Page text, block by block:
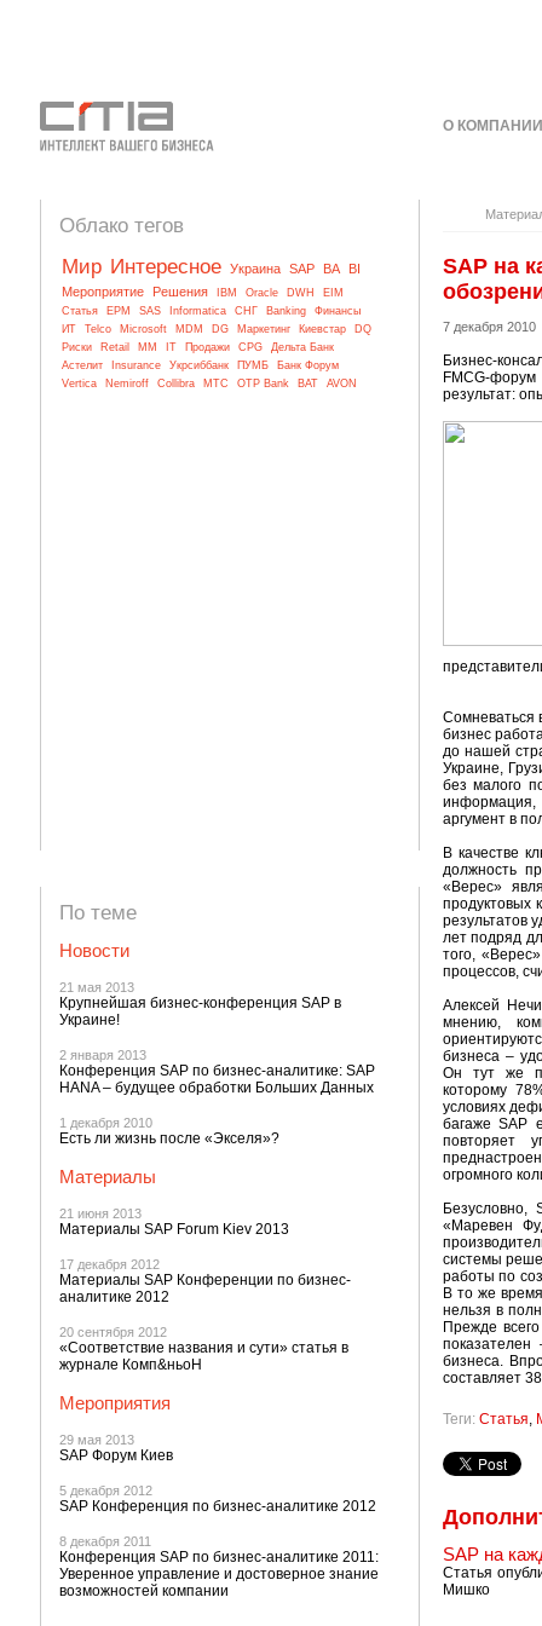
О
Облако тегов
Мир Интересное Украина SAP BA
BI
Мероприятие
Решения IBM Oracle DWH
EIM
Статья
EPM SAS Informatica СНГ Banking
Финансы
ИТ
Telco Microsoft MDM DG Маркетинг Киевстар
DQ
Риски
Retail MM IT Продажи CPG
Дельта Банк
Астелит
Insurance Укрсиббанк ПУМБ
Банк Форум
Vertica
Nemiroff Collibra МТС OTP Bank BAT AVON
По теме
Новости
21 мая 2013
Крупнейшая бизнес-конференция SAP в
Украине!
2 января 2013
Конференция SAP по бизнес-аналитике: SAP
HANA – будущее обработки Больших Данных
1 декабря 2010
Eсть ли жизнь после «Экселя»?
Материалы
21 июня 2013
Материалы SAP Forum Kiev 2013
17 декабря 2012
Материалы SAP Конференции по бизнес-
аналитике 2012
20 сентября 2012
«Соответствие названия и сути» статья в
журнале Комп&ньоН
Мероприятия
29 мая 2013
SAP Форум Киев
5 декабря 2012
SAP Конференция по бизнес-аналитике 2012
8 декабря 2011
Конференция SAP по бизнес-аналитике 2011:
Уверенное управление и достоверное знание
возможностей компании
SAP на
7 декабря 2010
Бизнес-
FMCG-
результат:
Сомневаться
бизнес
до нашей
Украине,
без малого
информация,
аргумент в
В качестве
должность
«Верес»
продуктовых
результатов
лет подряд
того,
процессов,
Алексей
мнению,
бизнеса –
Он тут же
которому
условиях
багаже SAP
повторяет
огромного
Безусловно,
«Маревен
системы
работы по
В то же
нельзя в
Прежде
бизнеса.
составляет
Теги: Статья,
SAP на
Статья
Мишко